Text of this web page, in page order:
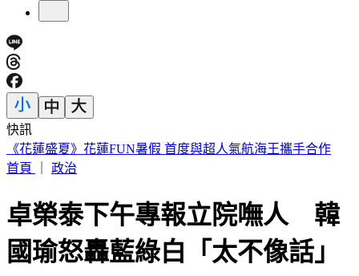
快訊
TWICE定延確定出走！加盟新公司成「邊佑錫師妹」
首頁
政治
卓榮泰下午專報立院嘸人 韓
國瑜怒轟藍綠白「太不像話」